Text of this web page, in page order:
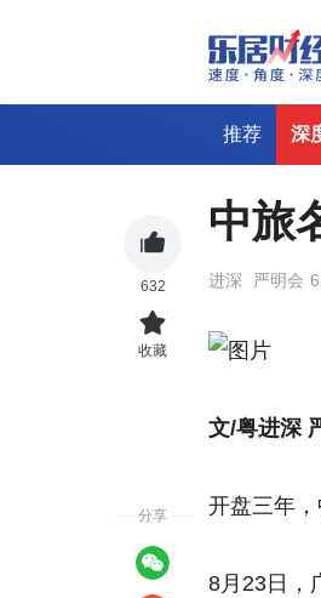
推荐 深
中旅
进深 严明会
文/粤进深
开盘三年，
8月23日，
632
收藏
分享